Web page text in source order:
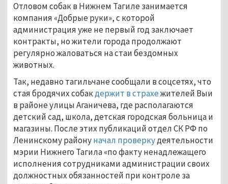
Отловом собак в Нижнем Тагиле занимается
компания «Добрые руки», с которой
администрация уже не первый год заключает
контракты, но жители города продолжают
регулярно жаловаться на стаи бездомных
животных.
Так, недавно тагильчане сообщали в соцсетях, что
стая бродячих собакдержит в страхежителей Выи
в районе улицы Аганичева, где располагаются
детский сад, школа, детская городская больница и
магазины. После этих публикаций отдел СК РФ по
Ленинскому районуначал проверкудеятельности
мэрии Нижнего Тагила «по факту ненадлежащего
исполнения сотрудниками администрации своих
должностных обязанностей при контроле за